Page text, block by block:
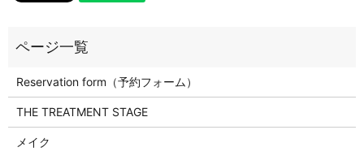
Reservation form（予約フォーム）
THE TREATMENT STAGE
メイク